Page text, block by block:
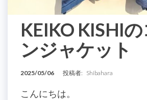
KEIKO KISHI
ンジャケット
2025/05/06 投稿者: Shibahara
こんにちは。